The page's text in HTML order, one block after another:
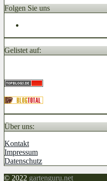
Folgen Sie uns
Gelistet auf:
Über uns:
Kontakt
Impressum
Datenschutz
© 2022 gartenguru.net